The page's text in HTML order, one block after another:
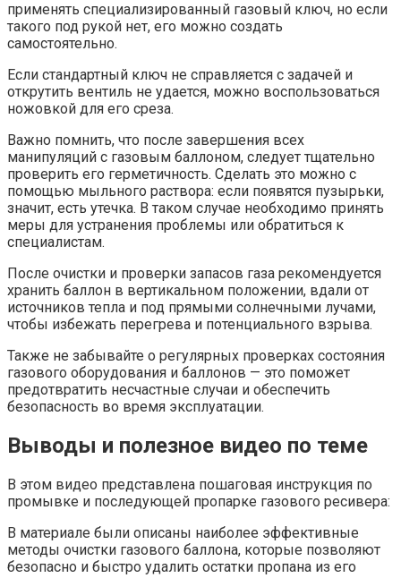
применять специализированный газовый ключ, но если
такого под рукой нет, его можно создать
самостоятельно.
Если стандартный ключ не справляется с задачей и
открутить вентиль не удается, можно воспользоваться
ножовкой для его среза.
Важно помнить, что после завершения всех
манипуляций с газовым баллоном, следует тщательно
проверить его герметичность. Сделать это можно с
помощью мыльного раствора: если появятся пузырьки,
значит, есть утечка. В таком случае необходимо принять
меры для устранения проблемы или обратиться к
специалистам.
После очистки и проверки запасов газа рекомендуется
хранить баллон в вертикальном положении, вдали от
источников тепла и под прямыми солнечными лучами,
чтобы избежать перегрева и потенциального взрыва.
Также не забывайте о регулярных проверках состояния
газового оборудования и баллонов — это поможет
предотвратить несчастные случаи и обеспечить
безопасность во время эксплуатации.
Выводы и полезное видео по теме
В этом видео представлена пошаговая инструкция по
промывке и последующей пропарке газового ресивера:
В материале были описаны наиболее эффективные
методы очистки газового баллона, которые позволяют
безопасно и быстро удалить остатки пропана из его